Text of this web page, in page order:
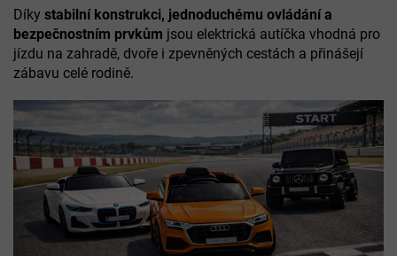
Díky stabilní konstrukci, jednoduchému ovládání a
bezpečnostním prvkům jsou elektrická autíčka vhodná pro
jízdu na zahradě, dvoře i zpevněných cestách a přinášejí
zábavu celé rodině.